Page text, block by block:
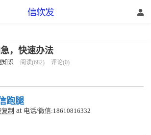
，快速办法
知识 阅读(682) 评论(0)
跑腿
制 at 电话/微信:18610816332